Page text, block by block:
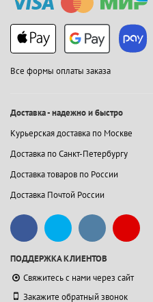
Все формы оплаты заказа
Доставка - надежно и быстро
Курьерская доставка по Москве
Доставка по Санкт-Петербургу
Доставка товаров по России
Доставка Почтой России
ПОДДЕРЖКА КЛИЕНТОВ
Свяжитесь с нами через сайт
Закажите обратный звонок